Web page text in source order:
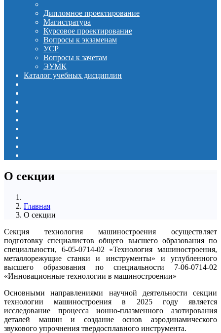
Дипломное проектирование
Магистратура
Курсовое проектирование
Вопросы к экзаменам
УСР
Вопросы к зачетам
ЭУМК
Каталог учебных дисциплин
О секции
Главная
О секции
Секция технология машиностроения осуществляет
подготовку специалистов общего высшего образования по
специальности, 6-05-0714-02 «Технология машиностроения,
металлорежущие станки и инструменты» и углубленного
высшего образования по специальности 7-06-0714-02
«Инновационные технологии в машиностроении»
Основными направлениями научной деятельности секции
технологии машиностроения в 2025 году является
исследование процесса ионно-плазменного азотирования
деталей машин и создание основ аэродинамического
звукового упрочнения твердосплавного инструмента.